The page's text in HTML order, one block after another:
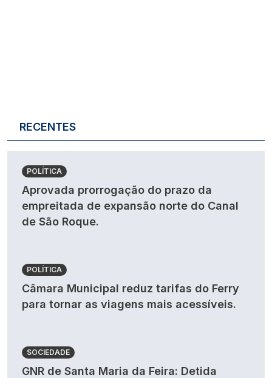
RECENTES
POLÍTICA
Aprovada prorrogação do prazo da
empreitada de expansão norte do Canal
de São Roque.
POLÍTICA
Câmara Municipal reduz tarifas do Ferry
para tornar as viagens mais acessíveis.
SOCIEDADE
GNR de Santa Maria da Feira: Detida